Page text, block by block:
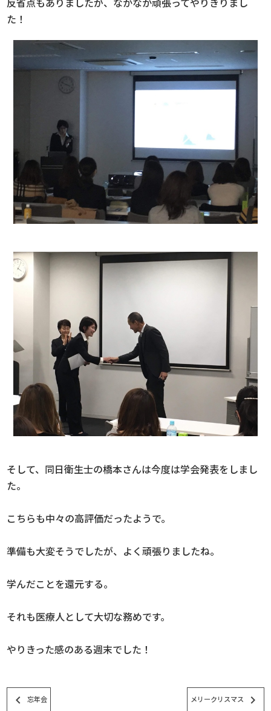
た！
そして、同日衛生士の橋本さんは今度は学会発表をしまし
た。
こちらも中々の高評価だったようで。
準備も大変そうでしたが、よく頑張りましたね。
学んだことを還元する。
それも医療人として大切な務めです。
やりきった感のある週末でした！
keyboard_arrow_left 忘年会 メリークリスマス keyboard_arrow_right